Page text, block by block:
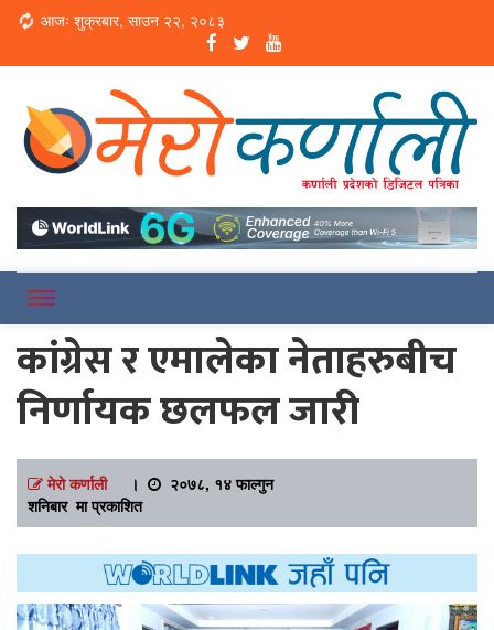
Loading...
आजः शुक्रबार, साउन २२, २०८३
Merokarnali
कांग्रेस र एमालेका नेताहरुबीच
निर्णायक छलफल जारी
मेरो कर्णाली।
२०७८, १४ फाल्गुन
शनिबार मा प्रकाशित